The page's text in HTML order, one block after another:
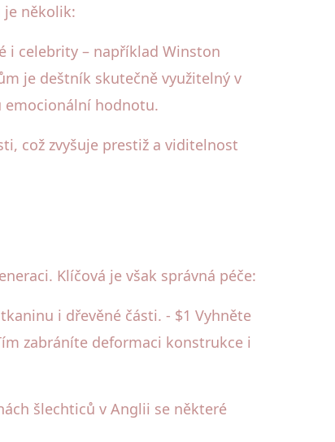
je několik:
i celebrity – například Winston
je deštník skutečně využitelný v
emocionální hodnotu.
což zvyšuje prestiž a viditelnost
Klíčová je však správná péče:
i dřevěné části. - $1 Vyhněte
zabráníte deformaci konstrukce i
šlechticů v Anglii se některé